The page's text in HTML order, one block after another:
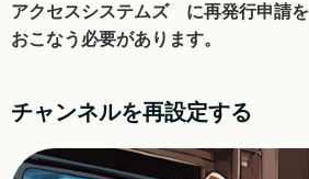
アクセスシステムズ に再発行申請を
おこなう必要があります。
チャンネルを再設定する